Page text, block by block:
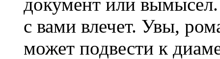
с вами влечет. Увы,
может подвести к